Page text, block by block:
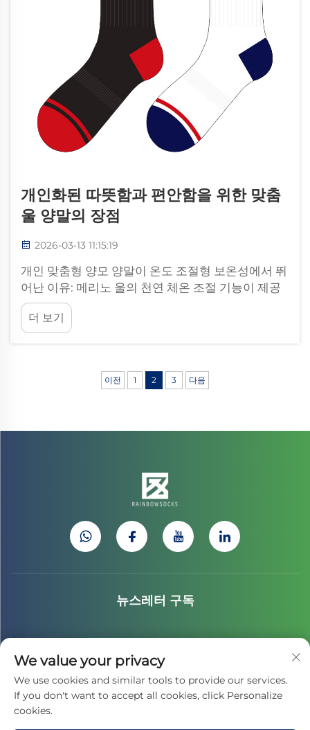
개인화된 따뜻함과 편안함을 위한 맞춤
울 양말의 장점
2026-03-13 11:15:19
개인 맞춤형 양모 양말이 온도 조절형 보온성에서 뛰
어난 이유: 메리노 울의 천연 체온 조절 기능이 제공
하는 적응형 보온성. 메리노 울의 곱슬 섬유는 추워
질 때는 체온을 간직하는 미세한 공기 주머니를 형성
하면서도, 더울 때는 여전히 공기 순환을 허용하여...
더 보기
이전 1 2 3 다음
뉴스레터 구독
최신 산업 뉴스, 업데이트 및 우리 팀의 통찰을 받으려면 뉴스레
터에 가입하세요.
We value your privacy
We use cookies and similar tools to provide our services.
If you don't want to accept all cookies, click Personalize
cookies.